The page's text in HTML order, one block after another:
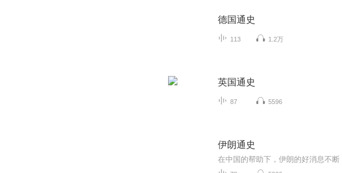
德国通史
113 1.2万
英国通史
87 5596
伊朗通史